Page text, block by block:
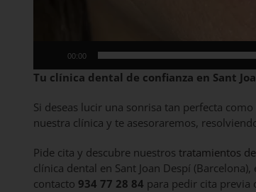
00:00
Tu clínica dental de confianza en Sant
Si deseas lucir una sonrisa tan perfecta
nuestra clínica y te asesoraremos,
Pide cita y descubre nuestros tratamientos
clínica dental en Sant Joan Despí (Barcelona),
contacto 934 77 28 84 para pedir cita previa